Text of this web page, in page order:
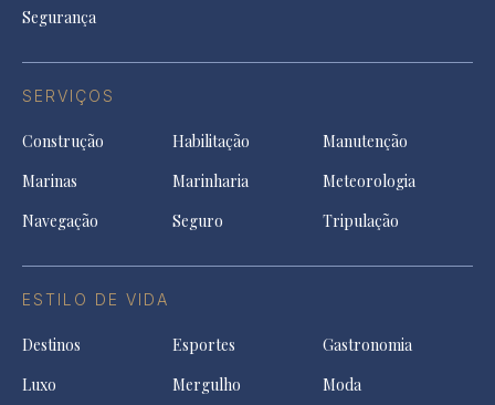
Segurança
SERVIÇOS
Construção Habilitação
Manutenção
Marinas
Marinharia
Meteorologia
Navegação
Seguro Tripulação
ESTILO DE VIDA
Destinos Esportes
Gastronomia
Luxo
Mergulho
Moda